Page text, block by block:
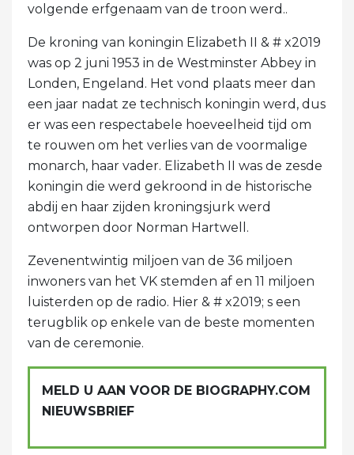
volgende erfgenaam van de troon werd..
De kroning van koningin Elizabeth II & # x2019
was op 2 juni 1953 in de Westminster Abbey in
Londen, Engeland. Het vond plaats meer dan
een jaar nadat ze technisch koningin werd, dus
er was een respectabele hoeveelheid tijd om
te rouwen om het verlies van de voormalige
monarch, haar vader. Elizabeth II was de zesde
koningin die werd gekroond in de historische
abdij en haar zijden kroningsjurk werd
ontworpen door Norman Hartwell.
Zevenentwintig miljoen van de 36 miljoen
inwoners van het VK stemden af ​​en 11 miljoen
luisterden op de radio. Hier & # x2019; s een
terugblik op enkele van de beste momenten
van de ceremonie.
MELD U AAN VOOR DE BIOGRAPHY.COM
NIEUWSBRIEF